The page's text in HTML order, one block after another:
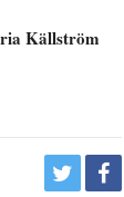
Källström